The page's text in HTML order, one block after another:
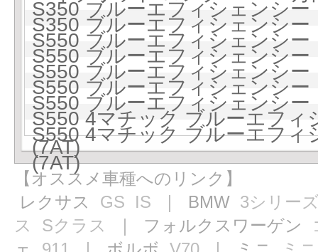
S350 ブルーエフィシェンシ
S350 ブルーエフィシェンシ
S550 ブルーエフィシェンシ
S550 ブルーエフィシェンシ
S550 ブルーエフィシェンシ
S550 ブルーエフィシェンシ
S550 ブルーエフィシェンシ
S550 4マチック ブルーエフ
(7AT)
S550 4マチック ブルーエフ
(7AT)
【オススメ車種へのリンク】
レクサス GS IS ｜ BMW 3シリー
ス
Sクラス ｜ フォルクスワーゲン